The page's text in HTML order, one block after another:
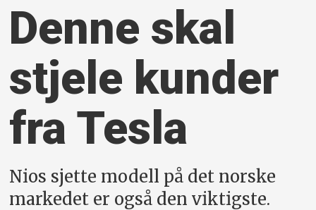
Denne skal
stjele kunder
fra Tesla
Nios sjette modell på det norske
markedet er også den viktigste.